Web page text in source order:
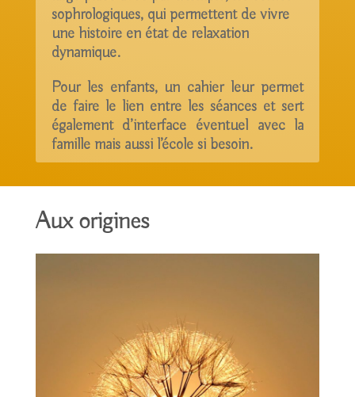
sophrologiques, qui permettent de vivre
une histoire en état de relaxation
dynamique.
Pour les enfants, un cahier leur permet
de faire le lien entre les séances et sert
également d’interface éventuel avec la
famille mais aussi l’école si besoin.
Aux origines